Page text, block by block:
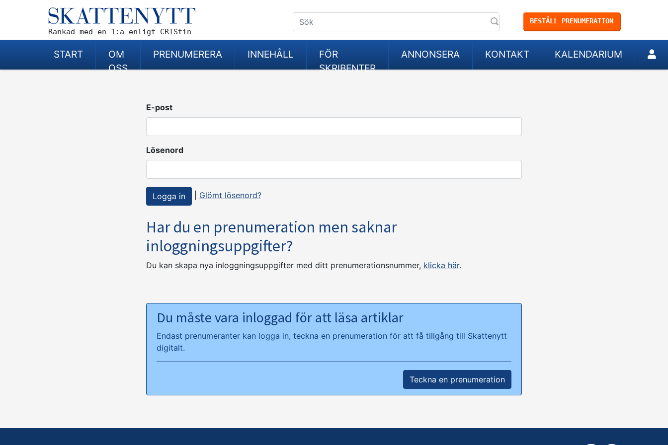
Rankad med en 1:a enligt CRIStin
BESTÄLL PRENUMERATION
START
OM
OSS
PRENUMERERA INNEHÅLL
FÖR
SKRIBENTER
ANNONSERA KONTAKT KALENDARIUM
E-post
Lösenord
Glömt lösenord?
Har du en prenumeration men saknar
inloggningsuppgifter?
Du kan skapa nya inloggningsuppgifter med ditt prenumerationsnummer, klicka här.
Du måste vara inloggad för att läsa artiklar
Endast prenumeranter kan logga in, teckna en prenumeration för att få tillgång till Skattenytt
digitalt.
Teckna en prenumeration